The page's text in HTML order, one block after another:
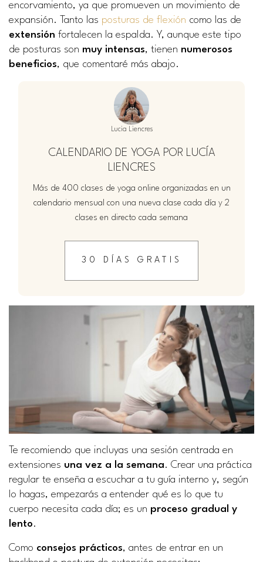
encorvamiento, ya que promueven un movimiento de
expansión. Tanto las posturas de flexión como las de
extensión fortalecen la espalda. Y, aunque este tipo
de posturas son muy intensas, tienen numerosos
beneficios, que comentaré más abajo.
Lucia Liencres
CALENDARIO DE YOGA POR LUCÍA
LIENCRES
Más de 400 clases de yoga online organizadas en un
calendario mensual con una nueva clase cada día y 2
clases en directo cada semana
30 DÍAS GRATIS
Te recomiendo que incluyas una sesión centrada en
extensiones una vez a la semana. Crear una práctica
regular te enseña a escuchar a tu guía interno y, según
lo hagas, empezarás a entender qué es lo que tu
cuerpo necesita cada día; es un proceso gradual y
lento.
Como consejos prácticos, antes de entrar en un